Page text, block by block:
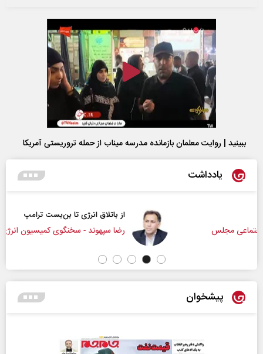
ببینید | روایت معلمان بازمانده مدرسه میناب از حمله تروریستی آمریکا
یادداشت
از باتلاق انرژی تا بن‌بست ترامپ
رضا سپهوند - سخنگوی کمیسیون انرژی مجلس
پیشخوان